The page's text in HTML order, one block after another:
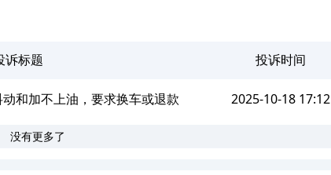
诉标题 投诉时间
和加不上油，要求换车或退款 2025-10-18 17:12
没有更多了